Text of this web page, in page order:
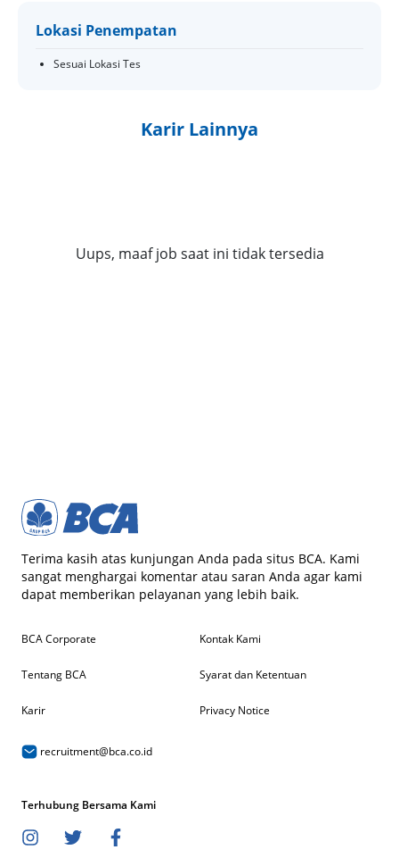
Lokasi Penempatan
Sesuai Lokasi Tes
Karir Lainnya
Uups, maaf job saat ini tidak tersedia
Terima kasih atas kunjungan Anda pada situs BCA. Kami
sangat menghargai komentar atau saran Anda agar kami
dapat memberikan pelayanan yang lebih baik.
BCA Corporate Kontak Kami
Tentang BCA Syarat dan Ketentuan
Karir Privacy Notice
recruitment@bca.co.id
Terhubung Bersama Kami